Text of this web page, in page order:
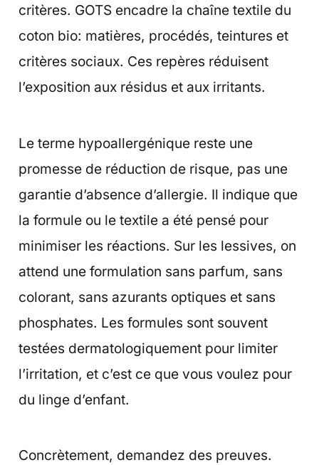
critères. GOTS encadre la chaîne textile du
coton bio: matières, procédés, teintures et
critères sociaux. Ces repères réduisent
l’exposition aux résidus et aux irritants.
Le terme hypoallergénique reste une
promesse de réduction de risque, pas une
garantie d’absence d’allergie. Il indique que
la formule ou le textile a été pensé pour
minimiser les réactions. Sur les lessives, on
attend une formulation sans parfum, sans
colorant, sans azurants optiques et sans
phosphates. Les formules sont souvent
testées dermatologiquement pour limiter
l’irritation, et c’est ce que vous voulez pour
du linge d’enfant.
Concrètement, demandez des preuves.